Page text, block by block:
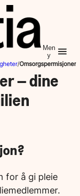
Men
y
/Omsorgspermisjoner
– dine
for å gi pleie